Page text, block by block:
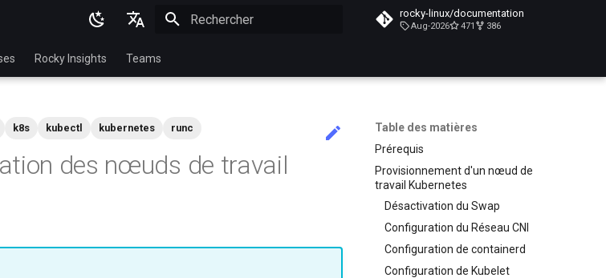
English
Español
rocky-linux/documentation
Aug-2026 471 386
Rocky Insights Teams
Table des matières
Prérequis
Provisionnement d'un nœud de
travail Kubernetes
Désactivation du Swap
Configuration du Réseau CNI
Configuration de containerd
Configuration de Kubelet
k8s kubectl kubernetes runc
des nœuds de travail